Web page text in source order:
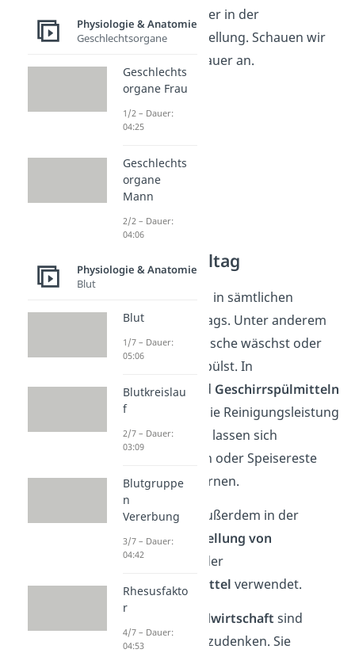
Landwirtschaft oder in der
Lebensmittelherstellung. Schauen wir
uns das noch genauer an.
Enzyme im Alltag
Enzyme findest du in sämtlichen
Bereichen des Alltags. Unter anderem
wenn du deine Wäsche wäschst oder
dein Geschirr abspülst. In
Waschmittelnund Geschirrspülmitteln
sind Enzyme, die die Reinigungsleistung
erhöhen. Dadurch lassen sich
bestimmte Flecken oder Speisereste
noch besser entfernen.
Enzyme werden außerdem in der
Medizin zurHerstellung von
Medikamenten
oder
Insektenschutzmittel verwendet.
Landwirtschaft sind
Enzyme nicht wegzudenken. Sie
Physiologie & Anatomie
Geschlechtsorgane
Geschlechts
organe Frau
1/2 – Dauer:
04:25
Geschlechts
organe
Mann
2/2 – Dauer:
04:06
Physiologie & Anatomie
Blut
Blut
1/7 – Dauer:
05:06
Blutkreislau
f
2/7 – Dauer:
03:09
Blutgruppe
n
Vererbung
3/7 – Dauer:
04:42
Rhesusfakto
r
4/7 – Dauer:
04:53